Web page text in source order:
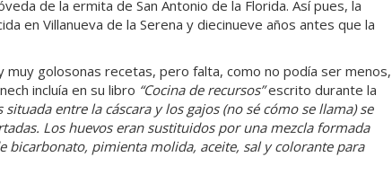
de la ermita de San Antonio de la Florida. Así pues, la
en Villanueva de la Serena y diecinueve años antes que la
muy golosonas recetas, pero falta, como no podía ser menos,
incluía en su libro “Cocina de recursos”escrito durante la
situada entre la cáscara y los gajos (no sé cómo se llama) se
Los huevos eran sustituidos por una mezcla formada
bicarbonato, pimienta molida, aceite, sal y colorante para